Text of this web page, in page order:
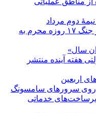
دوم مرداد
سردار رضایی: ضربات شدیدی در جنگ ۱۷ روزه محرم به
سال»
هفته آینده منتشر
برای زیرساخت‌های خدماتی